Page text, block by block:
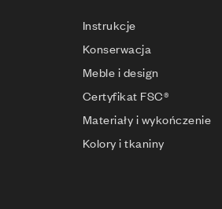
Instrukcje
Konserwacja
Meble i design
Certyfikat FSC®
Materiały i wykończenie
Kolory i tkaniny